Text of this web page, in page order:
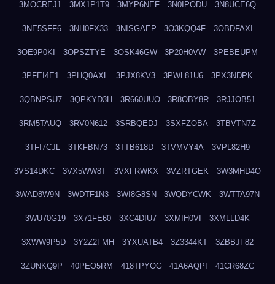
3MOCREJ1 3MX1P1T9 3MYP6NEF 3N0IPODU 3N8UCE6Q
3NE5SFF6 3NH0FX33 3NISGAEP 3O3KQQ4F 3OBDFAXI
3OE9P0KI 3OPSZTYE 3OSK46GW 3P20H0VW 3PEBEUPM
3PFEI4E1 3PHQ0AXL 3PJX8KV3 3PWL81U6 3PX3NDPK
3QBNPSU7 3QPKYD3H 3R660UUO 3R8OBY8R 3RJJOB51
3RM5TAUQ 3RV0N612 3SRBQEDJ 3SXFZOBA 3TBVTN7Z
3TFI7CJL 3TKFBN73 3TTB618D 3TVMVY4A 3VPL82H9
3VS14DKC 3VX5WW8T 3VXFRWKX 3VZRTGEK 3W3MHD4O
3WAD8W9N 3WDTF1N3 3WI8G8SN 3WQDYCWK 3WTTA97N
3WU70G19 3X71FE60 3XC4DIU7 3XMIH0VI 3XMLLD4K
3XWW9P5D 3Y2Z2FMH 3YXUATB4 3Z3344KT 3ZBBJF82
3ZUNKQ9P 40PEO5RM 418TPYOG 41A6AQPI 41CR68ZC